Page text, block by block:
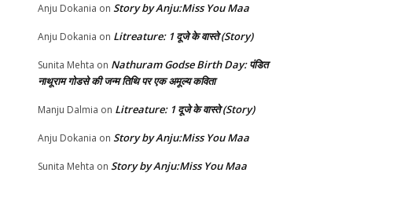
Anju Dokania on Story by Anju:Miss You Maa
Anju Dokania on Litreature: 1 दूजे के वास्ते (Story)
Sunita Mehta on Nathuram Godse Birth Day: पंडित
नाथूराम गोडसे की जन्म तिथि पर एक अमूल्य कविता
Manju Dalmia on Litreature: 1 दूजे के वास्ते (Story)
Anju Dokania on Story by Anju:Miss You Maa
Sunita Mehta on Story by Anju:Miss You Maa